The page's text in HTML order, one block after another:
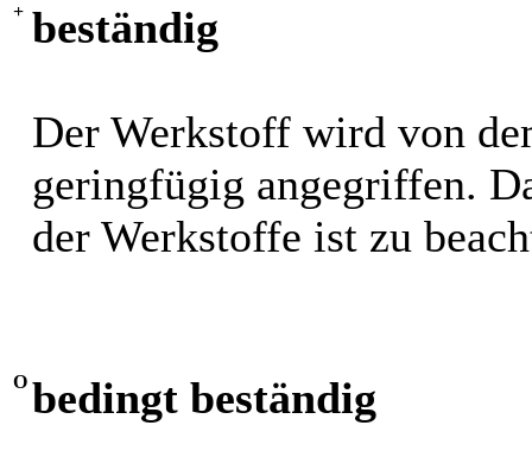
+ beständig
Der Werkstoff wird von
geringfügig angegriffen.
der Werkstoffe ist zu
O bedingt beständig